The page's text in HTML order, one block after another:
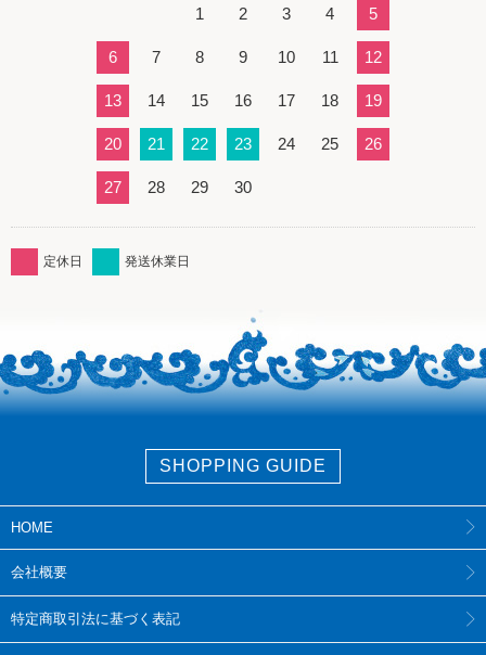
1
2 3 4 5
6 7 8 9 10 11 12
13 14 15 16 17 18 19
20 21 22 23 24 25 26
27 28 29 30
定休日 発送休業日
SHOPPING GUIDE
HOME
会社概要
特定商取引法に基づく表記